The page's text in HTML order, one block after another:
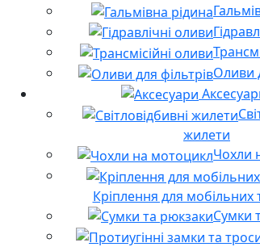
Оливи
жилети
Чохли
Кріплення для мобільних
Сумки